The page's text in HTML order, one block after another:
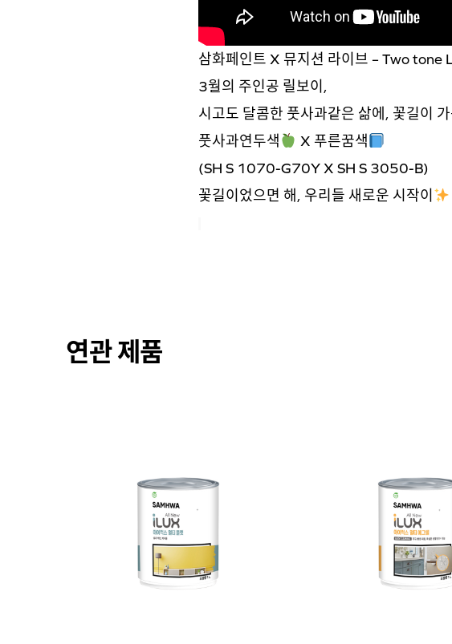
삼화페인트 X 뮤지션 라이브 – Two tone
3월의 주인공 릴보이,
시고도 달콤한 풋사과같은 삶에, 꽃길이
풋사과연두색
X 푸른꿈색
(SH S 1070-G70Y X SH S 3050-B)
꽃길이었으면 해, 우리들 새로운 시작이
연관 제품